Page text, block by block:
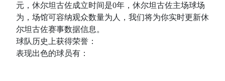
元，休尔坦古佐成立时间是0年，休尔坦古佐主场球场
为，场馆可容纳观众数量为人，我们将为你实时更新休
尔坦古佐赛事数据信息。
球队历史上获得荣誉：
表现出色的球员有：